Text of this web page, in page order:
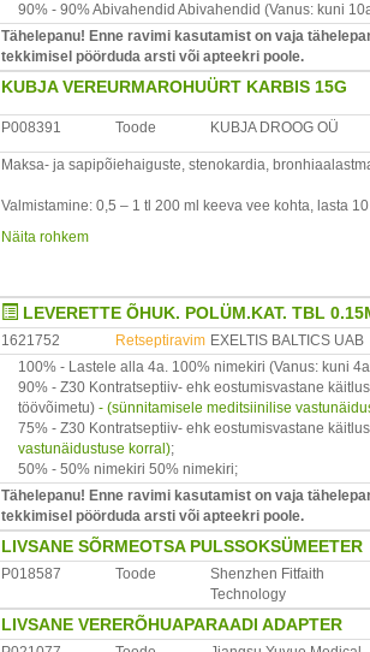
90% - 90% Abivahendid Abivahendid (Vanus: kuni
Tähelepanu! Enne ravimi kasutamist on vaja
tekkimisel pöörduda arsti või apteekri poole.
KUBJA VEREURMAROHUÜRT KARBIS 15G
P008391 Toode KUBJA DROOG OÜ
Maksa- ja sapipõiehaiguste, stenokardia,
Valmistamine: 0,5 – 1 tl 200 ml keeva vee kohta, lasta
Kasutamine: juua 2 – 3 tassitäit päevas. Päevas ei tohi
Tootja: Kubja Ürt OÜ, Sompa tee 8, 11913 Tallinn, Eesti
Näita rohkem
LEVERETTE ÕHUK. POLÜM.KAT. TBL
1621752 Retseptiravim EXELTIS BALTICS UAB
100% - Lastele alla 4a. 100% nimekiri (Vanus: kuni
90% - Z30 Kontratseptiiv- ehk eostumisvastane
töövõimetu) - (sünnitamisele meditsiinilise
75% - Z30 Kontratseptiiv- ehk eostumisvastane
vastunäidustuse korral);
50% - 50% nimekiri 50% nimekiri;
Tähelepanu! Enne ravimi kasutamist on vaja
tekkimisel pöörduda arsti või apteekri poole.
LIVSANE SÕRMEOTSA PULSSOKSÜMEETER
P018587 Toode
Shenzhen Fitfaith
Technology
LIVSANE VERERÕHUAPARAADI ADAPTER